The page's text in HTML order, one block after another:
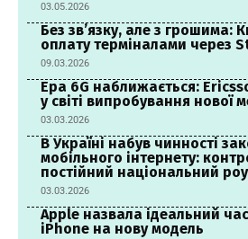
03.05.2026
Без зв’язку, але з грошима:
оплату терміналами через
09.03.2026
Ера 6G наближається:
у світі випробування нової
03.03.2026
В Україні набув чинності
мобільного інтернету:
постійний національний
03.03.2026
Apple назвала ідеальний
iPhone на нову модель